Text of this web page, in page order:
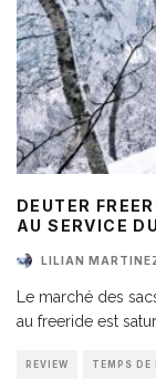
DEUTER
AU SERVICE
LILIAN
Le marché des
au freeride est
REVIEW TEMPS DE